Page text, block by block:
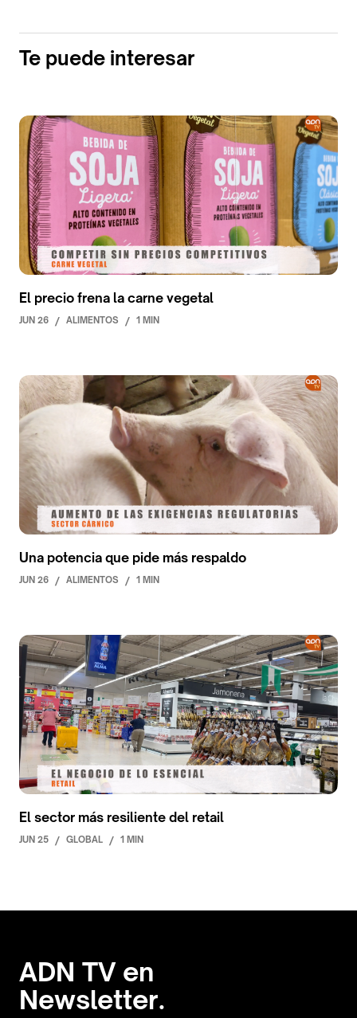
Te puede interesar
El precio frena la carne vegetal
JUN 26 / ALIMENTOS / 1 MIN
Una potencia que pide más respaldo
JUN 26 / ALIMENTOS / 1 MIN
El sector más resiliente del retail
JUN 25 / GLOBAL / 1 MIN
ADN TV en
Newsletter.